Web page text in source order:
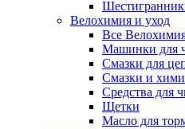
Велохимия и уход
Все
Машинки для
Смазки для
Смазки и
Средства для
Щетки
Масло для